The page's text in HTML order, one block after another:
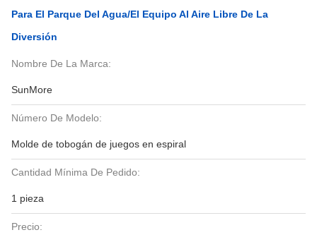
Para El Parque Del Agua/el Equipo Al Aire Libre De La
Diversión
Nombre De La Marca:
SunMore
Número De Modelo:
Molde de tobogán de juegos en espiral
Cantidad Mínima De Pedido:
1 pieza
Precio: